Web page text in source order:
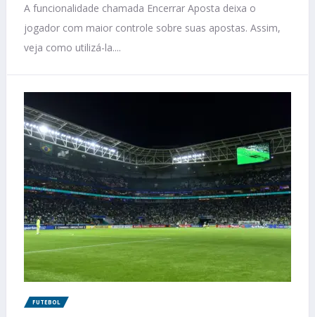
A funcionalidade chamada Encerrar Aposta deixa o
jogador com maior controle sobre suas apostas. Assim,
veja como utilizá-la....
FUTEBOL